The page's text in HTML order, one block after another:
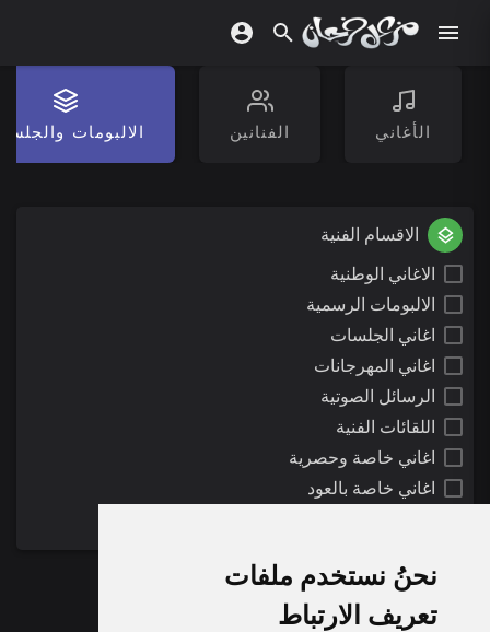
نحنُ نستخدم ملفات
تعريف الارتباط
الأغاني الفنانين الالبومات
الاقسام الفنية
الاغاني الوطنية
الالبومات الرسمية
اغاني الجلسات
اغاني المهرجانات
الرسائل الصوتية
اللقائات الفنية
اغاني خاصة وحصرية
اغاني خاصة بالعود
الحكاية